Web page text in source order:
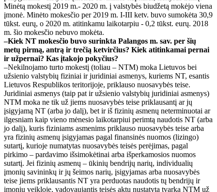
Minėtą mokestį 2019 m.- 2020 m. į valstybės biudžetą mokėjo viena
įmonė. Minėto mokesčio per 2019 m. I-III ketv. buvo sumokėta 30,9
tūkst. eurų, o 2020 m. atitinkamu laikotarpiu - 0,2 tūkst. eurų. 2018
m. šio mokesčio nebuvo mokėta.
–Kiek NT mokesčio buvo surinkta Palangos m. sav. per šių
metų pirmą, antrą ir trečią ketvirčius? Kiek atitinkamai pernai
ir užpernai? Kas įtakojo pokyčius?
–Nekilnojamo turto mokestį (toliau – NTM) moka Lietuvos bei
užsienio valstybių fiziniai ir juridiniai asmenys, kuriems NT, esantis
Lietuvos Respublikos teritorijoje, priklauso nuosavybės teise.
Juridiniai asmenys (taip pat ir užsienio valstybių juridiniai asmenys)
NTM moka ne tik už jiems nuosavybės teise priklausantį ar jų
įsigyjamą NT (arba jo dalį), bet ir iš fizinių asmenų neterminuotai ar
ilgesniam kaip vieno mėnesio laikotarpiui perimtą naudotis NT (arba
jo dalį), kuris fiziniams asmenims priklauso nuosavybės teise arba
yra fizinių asmenų įsigyjamas pagal finansinės nuomos (lizingo)
sutartį, kurioje numatytas nuosavybės teisės perėjimas, pagal
pirkimo – pardavimo išsimokėtinai arba išperkamosios nuomos
sutartį. Jei fizinių asmenų – ūkinių bendrijų narių, individualių
įmonių savininkų ir jų šeimos narių, įsigyjamas arba nuosavybės
teise jiems priklausantis NT yra perduotas naudotis tų bendrijų ir
įmonių veikloje, vadovaujantis teisės aktų nustatyta tvarka NTM už